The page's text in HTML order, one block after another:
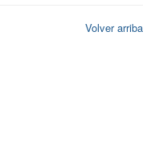
Volver arriba